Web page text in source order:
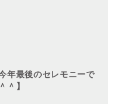
今年最後のセレモニーで
＾】